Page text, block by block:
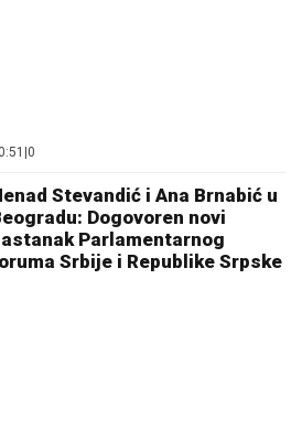
0
Stevandić i Ana Brnabić u
Dogovoren novi
Parlamentarnog
Srbije i Republike Srpske